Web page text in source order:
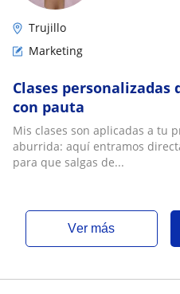
Trujillo
Marketing
Clases
con pauta
Mis clases son aplicadas a tu
aburrida: aquí entramos
para que salgas de...
ver más